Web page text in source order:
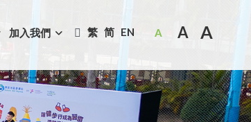
加入我們 繁 简 EN A A A